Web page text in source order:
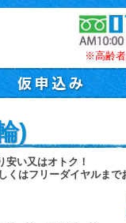
※高齢者
)
い又はオトク！
はフリーダイヤルまで